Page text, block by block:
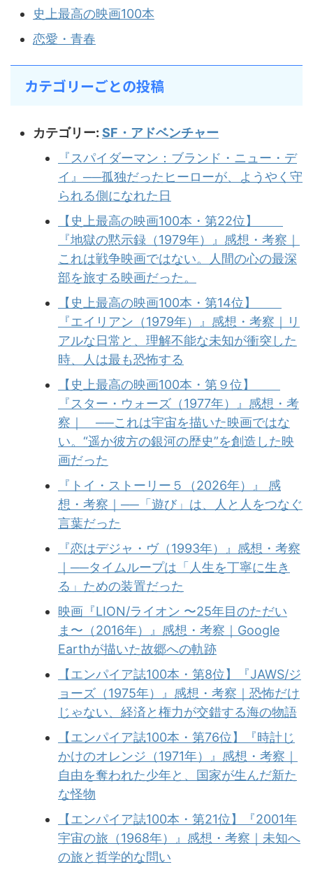
史上最高の映画100本
恋愛・青春
カテゴリーごとの投稿
カテゴリー: SF・アドベンチャー
『スパイダーマン：ブランド・ニュー・デ
イ』──孤独だったヒーローが、ようやく守
られる側になれた日
【史上最高の映画100本・第22位】
『地獄の黙示録（1979年）』感想・考察｜
これは戦争映画ではない。人間の心の最深
部を旅する映画だった。
【史上最高の映画100本・第14位】
『エイリアン（1979年）』感想・考察｜リ
アルな日常と、理解不能な未知が衝突した
時、人は最も恐怖する
【史上最高の映画100本・第９位】
『スター・ウォーズ（1977年）』感想・考
察｜ ──これは宇宙を描いた映画ではな
い。“遥か彼方の銀河の歴史”を創造した映
画だった
『トイ・ストーリー５（2026年）』 感
想・考察｜──「遊び」は、人と人をつなぐ
言葉だった
『恋はデジャ・ヴ（1993年）』感想・考察
｜──タイムループは「人生を丁寧に生き
る」ための装置だった
映画『LION/ライオン 〜25年目のただい
ま〜（2016年）』感想・考察｜Google
Earthが描いた故郷への軌跡
【エンパイア誌100本・第8位】『JAWS/ジ
ョーズ（1975年）』感想・考察｜恐怖だけ
じゃない、経済と権力が交錯する海の物語
【エンパイア誌100本・第76位】『時計じ
かけのオレンジ（1971年）』感想・考察｜
自由を奪われた少年と、国家が生んだ新た
な怪物
【エンパイア誌100本・第21位】『2001年
宇宙の旅（1968年）』感想・考察｜未知へ
の旅と哲学的な問い